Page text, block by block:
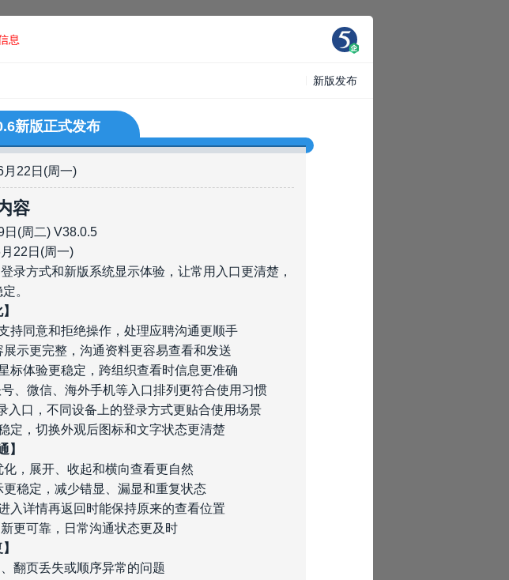
息
新版发布
新版正式发布
月22日(周一)
容
日(周二) V38.0.5
22日(周一)
录方式和新版系统显示体验，让常用入口更清楚，
。
持同意和拒绝操作，处理应聘沟通更顺手
示更完整，沟通资料更容易查看和发送
标体验更稳定，跨组织查看时信息更准确
、微信、海外手机等入口排列更符合使用习惯
入口，不同设备上的登录方式更贴合使用场景
定，切换外观后图标和文字状态更清楚
】
，展开、收起和横向查看更自然
稳定，减少错显、漏显和重复状态
入详情再返回时能保持原来的查看位置
更可靠，日常沟通状态更及时
翻页丢失或顺序异常的问题